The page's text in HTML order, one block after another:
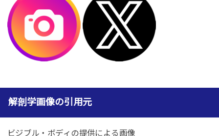
解剖学画像の引用元
ビジブル・ボディの提供による画像